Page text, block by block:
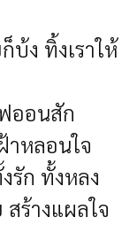
บ้ง ทิ้งเราให้
ออนสัก
าหลอนใจ
รัก ทั้งหลง
สร้างแผลใจ